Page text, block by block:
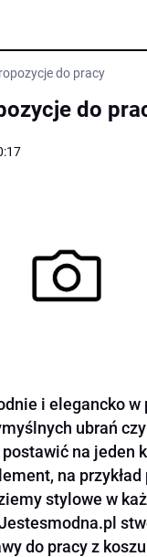
do pracy
do
i elegancko w
ubrań
na jeden
na
stylowe w
do pracy z